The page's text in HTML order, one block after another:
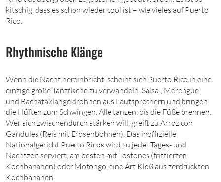
kitschig, dass es schon wieder cool ist – wie vieles auf Puerto
Rico.
Rhythmische Klänge
Wenn die Nacht hereinbricht, scheint sich Puerto Rico in eine
einzige große Tanzfläche zu verwandeln. Salsa-, Merengue-
und Bachataklänge dröhnen aus Lautsprechern und bringen
die Hüften zum Schwingen. Alle tanzen, bis die Füße brennen.
Wer sich zwischendurch stärken will, greift zu Arroz con
Gandules (Reis mit Erbsenbohnen). Das inoffizielle
Nationalgericht Puerto Ricos wird zu jeder Tages- und
Nachtzeit serviert, am besten mit Tostones (frittierten
Kochbananen) oder Mofongo, eine Art Kloß aus zerdrückten
Kochbananen.